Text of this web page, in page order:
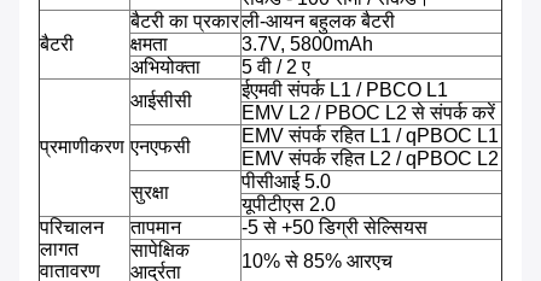
बैटरी
बैटरी का प्रकारली-आयन बहुलक बैटरी
क्षमता
3.7V, 5800mAh
अभियोक्ता
5 वी / 2 ए
प्रमाणीकरण
आईसीसी
ईएमवी संपर्क L1 / PBCO L1
EMV L2 / PBOC L2 से संपर्क करें
एनएफसी
EMV संपर्क रहित L1 / qPBOC L1
EMV संपर्क रहित L2 / qPBOC L2
सुरक्षा
पीसीआई 5.0
यूपीटीएस 2.0
परिचालन
लागत
वातावरण
तापमान
-5 से +50 डिग्री सेल्सियस
सापेक्षिक
आर्द्रता
10% से 85% आरएच